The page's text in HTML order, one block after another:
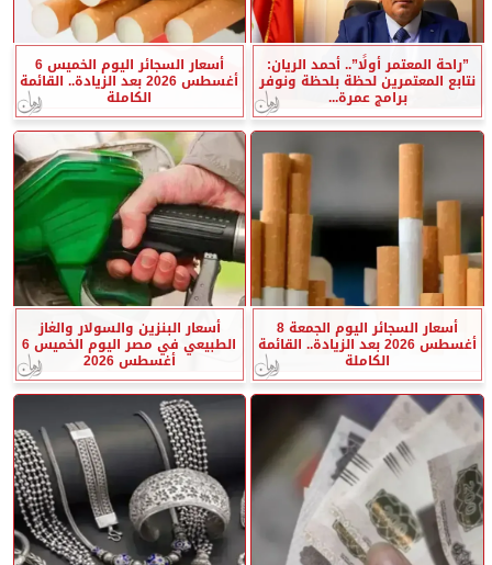
”راحة المعتمر أولًا”.. أحمد الريان:
نتابع المعتمرين لحظة بلحظة ونوفر
برامج عمرة...
أسعار السجائر اليوم الخميس 6
أغسطس 2026 بعد الزيادة.. القائمة
الكاملة
أسعار السجائر اليوم الجمعة 8
أغسطس 2026 بعد الزيادة.. القائمة
الكاملة
أسعار البنزين والسولار والغاز
الطبيعي في مصر اليوم الخميس 6
أغسطس 2026